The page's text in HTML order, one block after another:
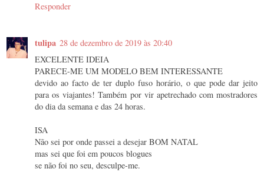
Responder
tulipa 28 de dezembro de 2019 às 20:40
EXCELENTE IDEIA
PARECE-ME UM MODELO BEM INTERESSANTE
devido ao facto de ter duplo fuso horário, o que pode dar jeito
para os viajantes! Também por vir apetrechado com mostradores
do dia da semana e das 24 horas.
ISA
Não sei por onde passei a desejar BOM NATAL
mas sei que foi em poucos blogues
se não foi no seu, desculpe-me.